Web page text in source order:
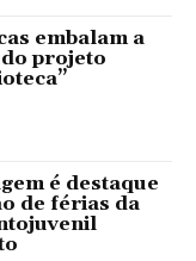
embalam a
projeto
é destaque
de férias da